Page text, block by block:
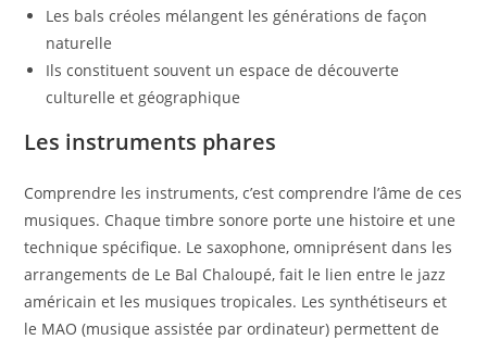
Les bals créoles mélangent les générations de façon
naturelle
Ils constituent souvent un espace de découverte
culturelle et géographique
Les instruments phares
Comprendre les instruments, c’est comprendre l’âme de ces
musiques. Chaque timbre sonore porte une histoire et une
technique spécifique. Le saxophone, omniprésent dans les
arrangements de Le Bal Chaloupé, fait le lien entre le jazz
américain et les musiques tropicales. Les synthétiseurs et
le MAO (musique assistée par ordinateur) permettent de